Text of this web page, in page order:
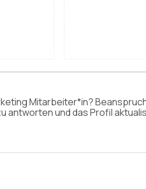
Mitarbeiter*in?
antworten und das Profil